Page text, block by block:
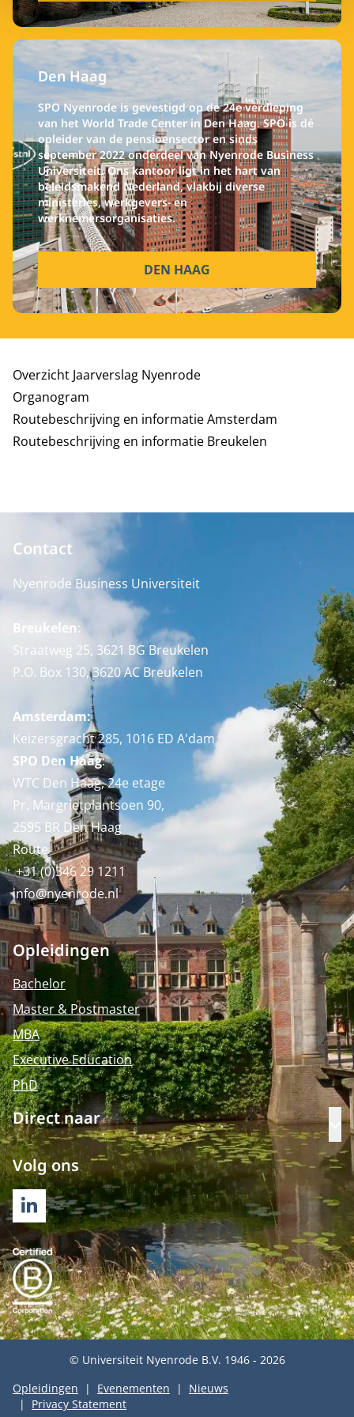
Den Haag
SPO Nyenrode is gevestigd op de 24e verdieping
van het World Trade Center in Den Haag. SPO is dé
opleider van de pensioensector en sinds
september 2022 onderdeel van Nyenrode Business
Universiteit. Ons kantoor ligt in het hart van
beleidsmakend Nederland, vlakbij diverse
ministeries, werkgevers- en
werknemersorganisaties.
DEN HAAG
Overzicht Jaarverslag Nyenrode
Organogram
Routebeschrijving en informatie Amsterdam
Routebeschrijving en informatie Breukelen
Contact
Nyenrode Business Universiteit
Breukelen:
Straatweg 25, 3621 BG Breukelen
P.O. Box 130, 3620 AC Breukelen
Amsterdam:
Keizersgracht 285, 1016 ED A'dam
SPO Den Haag:
WTC Den Haag, 24e etage
Pr. Margrietplantsoen 90,
2595 BR Den Haag
Route
+31 (0)346 29 1211
info@nyenrode.nl
Opleidingen
Bachelor
Master & Postmaster
MBA
Executive Education
PhD
Direct naar
Volg ons
LINKEDIN
© Universiteit Nyenrode B.V. 1946 - 2026
Opleidingen
Evenementen
Nieuws
Privacy Statement